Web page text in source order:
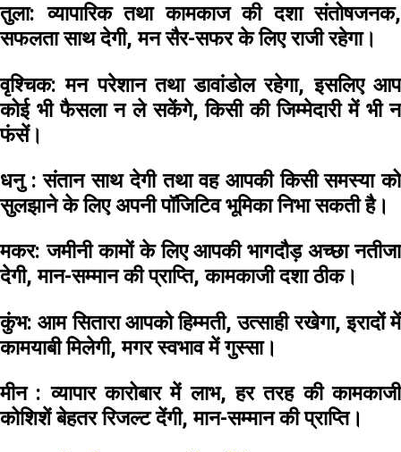
तुला: व्यापारिक तथा कामकाज की दशा संतोषजनक,
सफलता साथ देगी, मन सैर-सफर के लिए राजी रहेगा।
वृश्चिक: मन परेशान तथा डावांडोल रहेगा, इसलिए आप
कोई भी फैसला न ले सकेंगे, किसी की जिम्मेदारी में भी न
फंसें।
धनु : संतान साथ देगी तथा वह आपकी किसी समस्या को
सुलझाने के लिए अपनी पॉजिटिव भूमिका निभा सकती है।
मकर: जमीनी कामों के लिए आपकी भागदौड़ अच्छा नतीजा
देगी, मान-सम्मान की प्राप्ति, कामकाजी दशा ठीक।
कुंभ: आम सितारा आपको हिम्मती, उत्साही रखेगा, इरादों में
कामयाबी मिलेगी, मगर स्वभाव में गुस्सा।
मीन : व्यापार कारोबार में लाभ, हर तरह की कामकाजी
कोशिशें बेहतर रिजल्ट देंगी, मान-सम्मान की प्राप्ति।